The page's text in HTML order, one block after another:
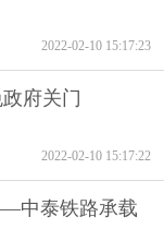
2022-02-10 15:17:23
府关门
2022-02-10 15:17:22
中泰铁路承载